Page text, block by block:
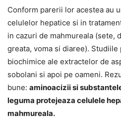
Conform parerii lor acestea au
celulelor hepatice si in
in cazuri de mahmureala (sete,
greata, voma si diaree).
biochimice ale extractelor de
sobolani si apoi pe oameni.
bune: aminoacizii si
leguma protejeaza celulele
mahmureala.